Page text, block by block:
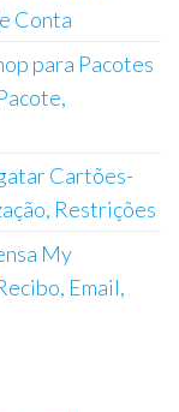
Conta
para Pacotes
Cartões-
Restrições
My
Email,